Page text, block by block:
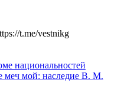
t.me/vestnikg
национальностей
меч мой: наследие В. М.